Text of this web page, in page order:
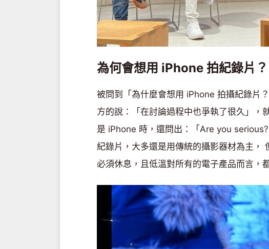
為何會想用 iPhone 拍紀錄片？
被問到「為什麼會想用 iPhone 拍攝紀錄片
方的說：「在討論過程中也爭執了很久」，
是 iPhone 時，還問出：「Are you
紀錄片，大多還是用傳統的攝影器材為主，
必須休息，且低溫對所有的電子產品而言，